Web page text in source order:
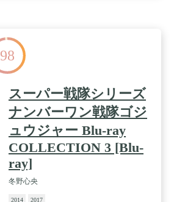
98
スーパー戦隊シリーズ
ナンバーワン戦隊ゴジ
ュウジャー Blu-ray
COLLECTION 3 [Blu-
ray]
冬野心央
2014 2017